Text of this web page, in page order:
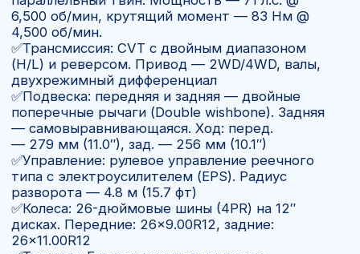
Многофункциональный дисплей с указателем
режима привода, спидометром,
топливомером, часами, одометром,
счетчиками поездок и моточасами
✅Освещение: 2 галогенные + 2 светодиодные
(LЕD) фары
✅Гарантия: 36 месяцев (с возможностью
расширения Каwаsаki Рrоtесtiоn Рlus).
✅Цвет: Firесrасkеr Rеd (Красный)
Купить баггиKawasaki mule
PRO-FX 1000 HD edition
2026— выбор для
экстремального бездорожья